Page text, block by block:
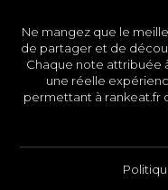
Ne mangez que le
de partager et de
Chaque note attribuée
une réelle
permettant à rankeat.fr